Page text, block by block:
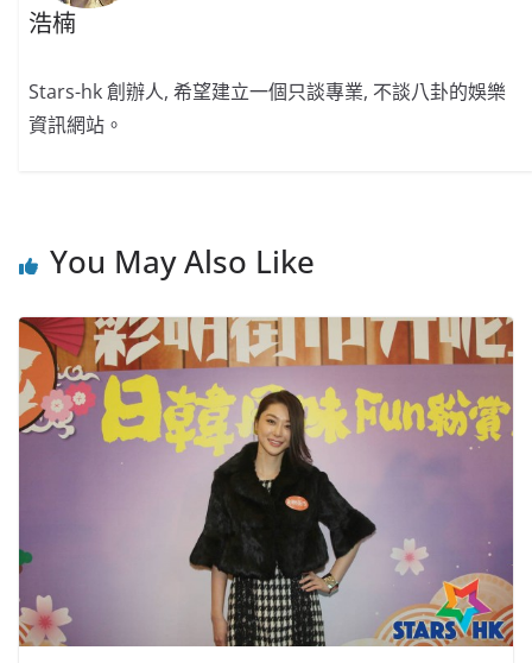
浩楠
Stars-hk 創辦人, 希望建立一個只談專業, 不談八卦的娛樂
資訊網站。
You May Also Like